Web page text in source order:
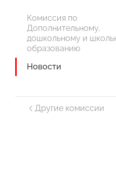
Комиссия по
Дополнительному,
дошкольному и
образованию
Новости
Другие комиссии